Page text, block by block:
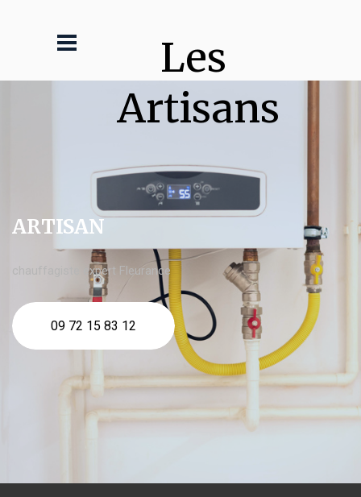
Les
Artisans
ARTISAN
chauffagiste expert Fleurance
09 72 15 83 12